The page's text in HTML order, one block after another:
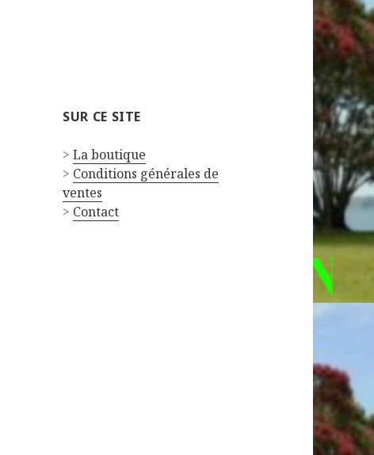
SUR CE SITE
>La boutique
> Conditions générales de
ventes
> Contact